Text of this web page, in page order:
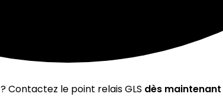
? Contactez le point relais GLS dès maintenant